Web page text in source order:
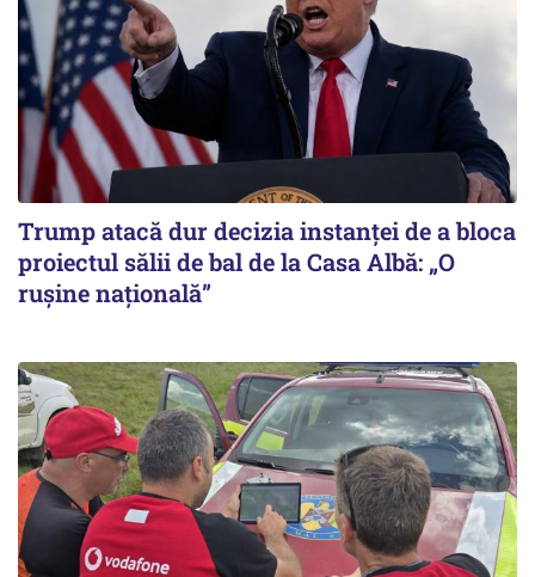
Trump atacă dur decizia instanţei de a bloca
proiectul sălii de bal de la Casa Albă: „O
ruşine naţională”